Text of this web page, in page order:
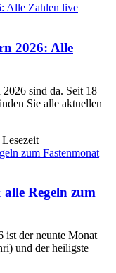
2026: Alle
sind da. Seit 18
Sie alle aktuellen
Regeln zum
ist der neunte Monat
und der heiligste